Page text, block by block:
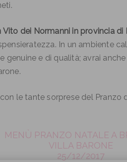
Vito dei Normanni in provincia di
In un ambiente
e di qualità; avrai
le tante sorprese del Pranzo
MENÙ PRANZO NATALE A
VILLA BARONE
25/12/2017